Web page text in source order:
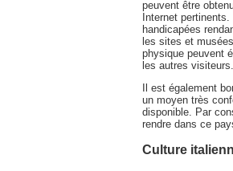
peuvent être
Internet
handicapées
les sites et
physique peuvent
les autres visiteurs.
Il est également
un moyen très
disponible. Par
rendre dans ce
Culture